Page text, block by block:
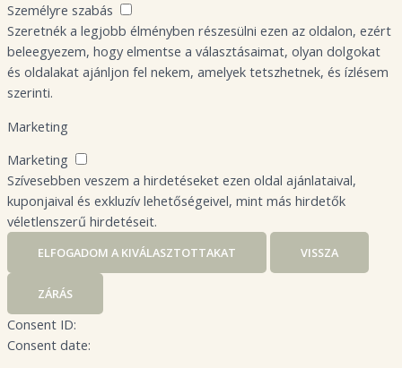
Személyre szabás
Szeretnék a legjobb élményben részesülni ezen az oldalon, ezért
beleegyezem, hogy elmentse a választásaimat, olyan dolgokat
és oldalakat ajánljon fel nekem, amelyek tetszhetnek, és ízlésem
szerinti.
Marketing
Marketing
Szívesebben veszem a hirdetéseket ezen oldal ajánlataival,
kuponjaival és exkluzív lehetőségeivel, mint más hirdetők
véletlenszerű hirdetéseit.
ELFOGADOM A KIVÁLASZTOTTAKAT VISSZA
ZÁRÁS
Consent ID:
Consent date: